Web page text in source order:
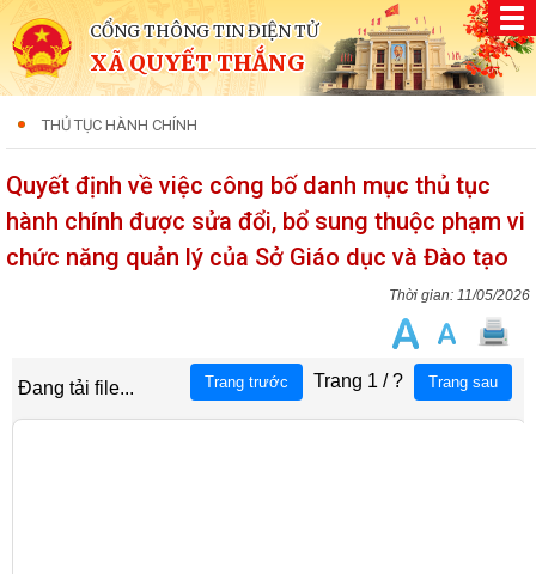
CỔNG THÔNG TIN ĐIỆN TỬ
XÃ QUYẾT THẮNG
THỦ TỤC HÀNH CHÍNH
Quyết định về việc công bố danh mục thủ tục
hành chính được sửa đổi, bổ sung thuộc phạm vi
chức năng quản lý của Sở Giáo dục và Đào tạo
11/05/2026